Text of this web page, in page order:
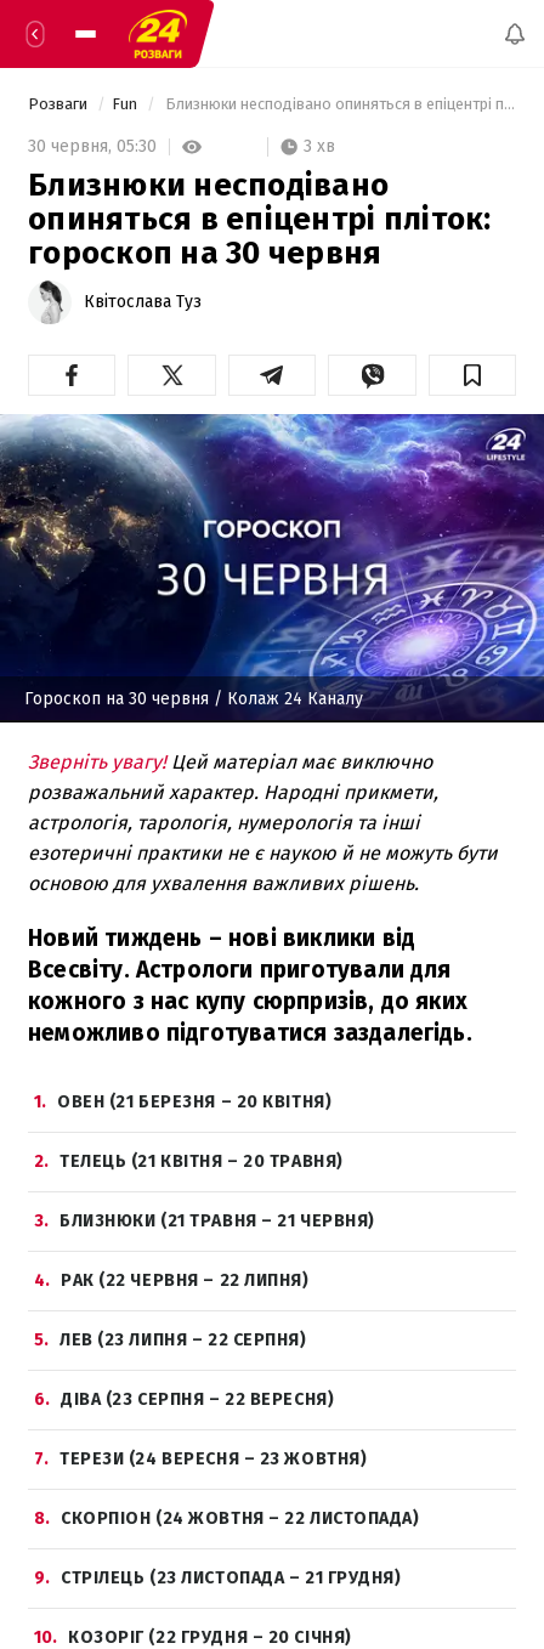
Розваги Fun Близнюки несподівано опиняться в епіцентрі пліток: гороскоп на 30 червня
30 червня, 05:30 3 хв
Близнюки несподівано
опиняться в епіцентрі пліток:
гороскоп на 30 червня
Квітослава Туз
Гороскоп на 30 червня / Колаж 24 Каналу
Зверніть увагу! Цей матеріал має виключно
розважальний характер. Народні прикмети,
астрологія, тарологія, нумерологія та інші
езотеричні практики не є наукою й не можуть бути
основою для ухвалення важливих рішень.
Новий тиждень – нові виклики від
Всесвіту. Астрологи приготували для
кожного з нас купу сюрпризів, до яких
неможливо підготуватися заздалегідь.
1 ОВЕН (21 БЕРЕЗНЯ – 20 КВІТНЯ)
2 ТЕЛЕЦЬ (21 КВІТНЯ – 20 ТРАВНЯ)
3 БЛИЗНЮКИ (21 ТРАВНЯ – 21 ЧЕРВНЯ)
4 РАК (22 ЧЕРВНЯ – 22 ЛИПНЯ)
5 ЛЕВ (23 ЛИПНЯ – 22 СЕРПНЯ)
6 ДІВА (23 СЕРПНЯ – 22 ВЕРЕСНЯ)
7 ТЕРЕЗИ (24 ВЕРЕСНЯ – 23 ЖОВТНЯ)
8 СКОРПІОН (24 ЖОВТНЯ – 22 ЛИСТОПАДА)
9 СТРІЛЕЦЬ (23 ЛИСТОПАДА – 21 ГРУДНЯ)
10 КОЗОРІГ (22 ГРУДНЯ – 20 СІЧНЯ)